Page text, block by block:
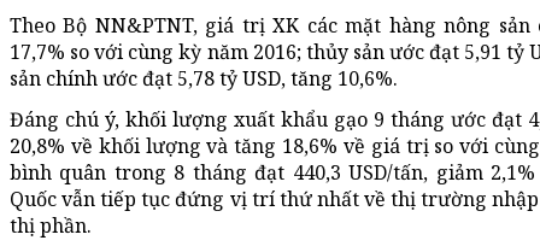
Theo Bộ NN&PTNT, giá trị XK các mặt hàng nông
17,7% so với cùng kỳ năm 2016; thủy sản ước đạt 5,91 tỷ
sản chính ước đạt 5,78 tỷ USD, tăng 10,6%.
Đáng chú ý, khối lượng xuất khẩu gạo 9 tháng ước đạt
20,8% về khối lượng và tăng 18,6% về giá trị so với
bình quân trong 8 tháng đạt 440,3 USD/tấn, giảm
Quốc vẫn tiếp tục đứng vị trí thứ nhất về thị trường
thị phần.